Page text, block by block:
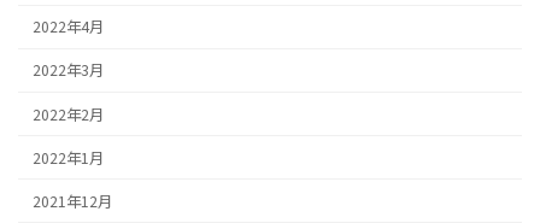
2022年4月
2022年3月
2022年2月
2022年1月
2021年12月